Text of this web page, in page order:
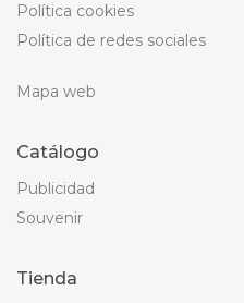
Política cookies
Política de redes sociales
Mapa web
Catálogo
Publicidad
Souvenir
Tienda